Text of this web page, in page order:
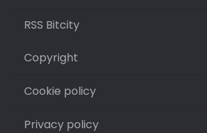
RSS Bitcity
Copyright
Cookie policy
Privacy policy